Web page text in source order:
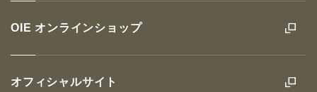
OIE オンラインショップ
オフィシャルサイト